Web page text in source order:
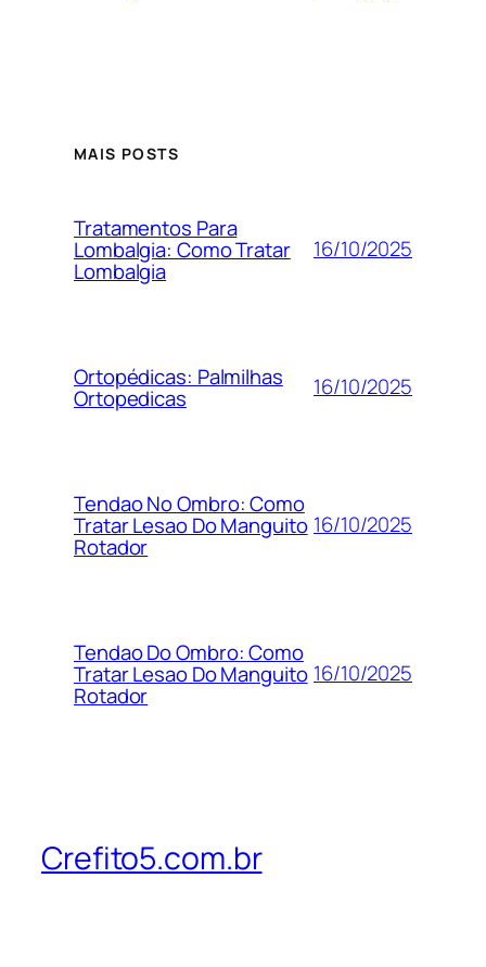
MAIS POSTS
Tratamentos Para
Lombalgia: Como Tratar
Lombalgia
16/10/2025
Ortopédicas: Palmilhas
Ortopedicas 16/10/2025
Tendao No Ombro: Como
Tratar Lesao Do Manguito
Rotador
16/10/2025
Tendao Do Ombro: Como
Tratar Lesao Do Manguito
Rotador
16/10/2025
Crefito5.com.br